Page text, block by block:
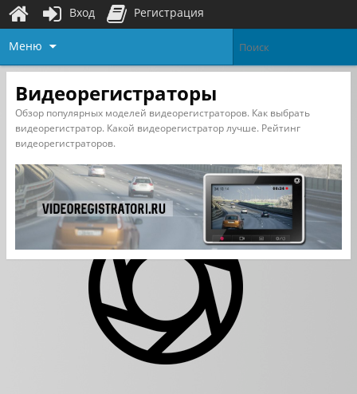
Меню
Видеорегистраторы
Обзор популярных моделей видеорегистраторов. Как выбрать
видеорегистратор. Какой видеорегистратор лучше. Рейтинг
видеорегистраторов.
Вход Регистрация